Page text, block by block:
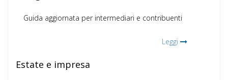
Guida aggiornata per intermediari e contribuenti
Leggi
Estate e impresa